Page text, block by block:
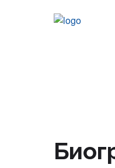
Подробная